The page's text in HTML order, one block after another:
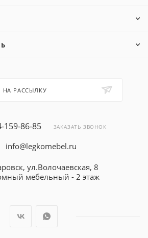
НА РАССЫЛКУ
159-86-85 ЗАКАЗАТЬ ЗВОНОК
info@legkomebel.ru
ул.Волочаевская, 8
мебельный - 2 этаж